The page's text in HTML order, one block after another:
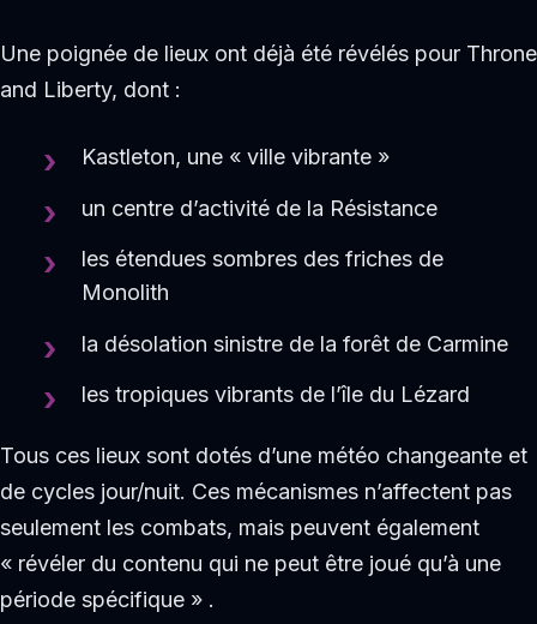
Une poignée de lieux ont déjà été révélés pour Throne
and Liberty, dont :
Kastleton, une « ville vibrante »
un centre d’activité de la Résistance
les étendues sombres des friches de
Monolith
la désolation sinistre de la forêt de Carmine
les tropiques vibrants de l’île du Lézard
Tous ces lieux sont dotés d’une météo changeante et
de cycles jour/nuit. Ces mécanismes n’affectent pas
seulement les combats, mais peuvent également
« révéler du contenu qui ne peut être joué qu’à une
période spécifique » .